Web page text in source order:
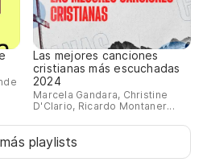
Las mejores canciones
cristianas más escuchadas
2024
Marcela Gandara, Christine
D'Clario, Ricardo Montaner...
playlists